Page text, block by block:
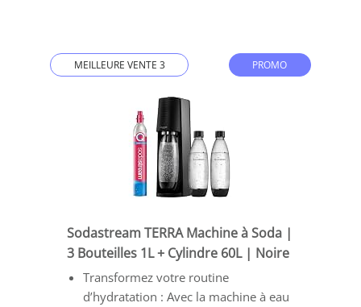
PROMO
MEILLEURE VENTE 3
Sodastream TERRA Machine à Soda |
3 Bouteilles 1L + Cylindre 60L | Noire
Transformez votre routine
d’hydratation : Avec la machine à eau